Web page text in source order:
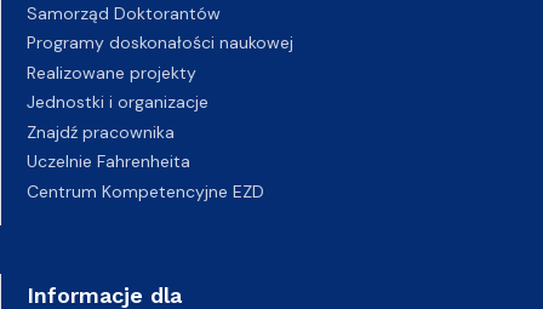
Samorząd Doktorantów
Programy doskonałości naukowej
Realizowane projekty
Jednostki i organizacje
Znajdź pracownika
Uczelnie Fahrenheita
Centrum Kompetencyjne EZD
Informacje dla